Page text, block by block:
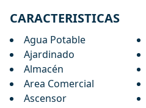
CARACTERISTICAS
Agua Potable
Ajardinado
Almacén
Area Comercial
Ascensor